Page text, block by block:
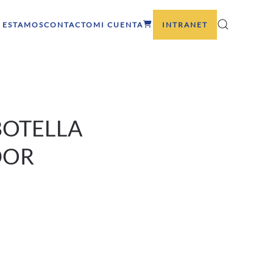
CONTACTO MI CUENTA INTRANET